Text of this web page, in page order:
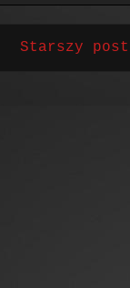
Starszy post